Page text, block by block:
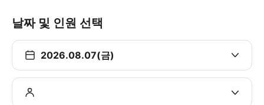
날짜 및 인원 선택
2026.08.07(금)